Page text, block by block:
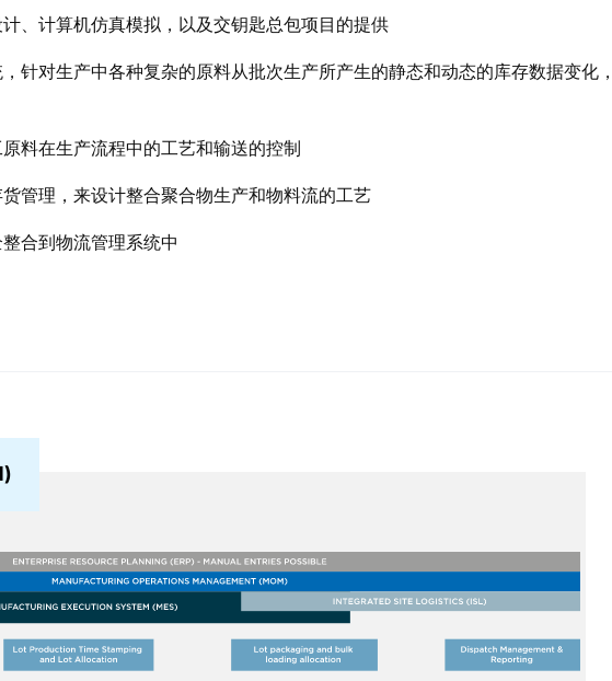
、计算机仿真模拟，以及交钥匙总包项目的提供
针对生产中各种复杂的原料从批次生产所产生的静态和动态的库存数据变化
料在生产流程中的工艺和输送的控制
管理，来设计整合聚合物生产和物料流的工艺
合到物流管理系统中